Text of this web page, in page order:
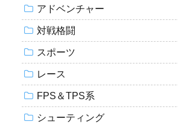
アドベンチャー
対戦格闘
スポーツ
レース
FPS＆TPS系
シューティング